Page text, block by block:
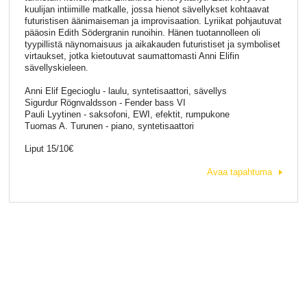
kuulijan intiimille matkalle, jossa hienot sävellykset kohtaavat
futuristisen äänimaiseman ja improvisaation. Lyriikat pohjautuvat
pääosin Edith Södergranin runoihin. Hänen tuotannolleen oli
tyypillistä näynomaisuus ja aikakauden futuristiset ja symboliset
virtaukset, jotka kietoutuvat saumattomasti Anni Elifin
sävellyskieleen.
Anni Elif Egecioglu - laulu, syntetisaattori, sävellys
Sigurdur Rögnvaldsson - Fender bass VI
Pauli Lyytinen - saksofoni, EWI, efektit, rumpukone
Tuomas A. Turunen - piano, syntetisaattori
Liput 15/10€
Avaa tapahtuma